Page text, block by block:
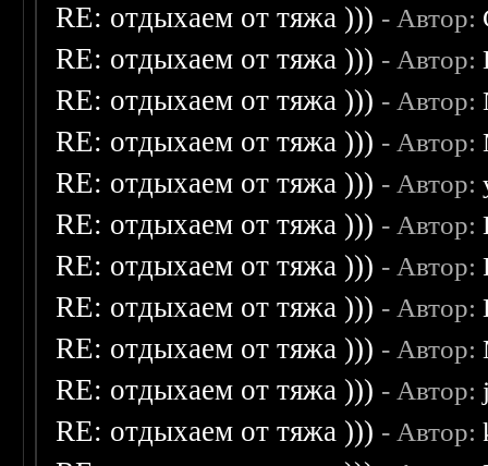
RE: отдыхаем от тяжа ))) - Автор:
RE: отдыхаем от тяжа ))) - Автор:
RE: отдыхаем от тяжа ))) - Автор:
RE: отдыхаем от тяжа ))) - Автор:
RE: отдыхаем от тяжа ))) - Автор:
RE: отдыхаем от тяжа ))) - Автор:
RE: отдыхаем от тяжа ))) - Автор:
RE: отдыхаем от тяжа ))) - Автор:
RE: отдыхаем от тяжа ))) - Автор:
RE: отдыхаем от тяжа ))) - Автор:
RE: отдыхаем от тяжа ))) - Автор: